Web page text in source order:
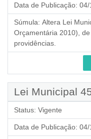
Data de Publicação: 04/
Súmula: Altera Lei
Orçamentária 2010),
providências.
Lei Municipal
Status: Vigente
Data de Publicação: 04/